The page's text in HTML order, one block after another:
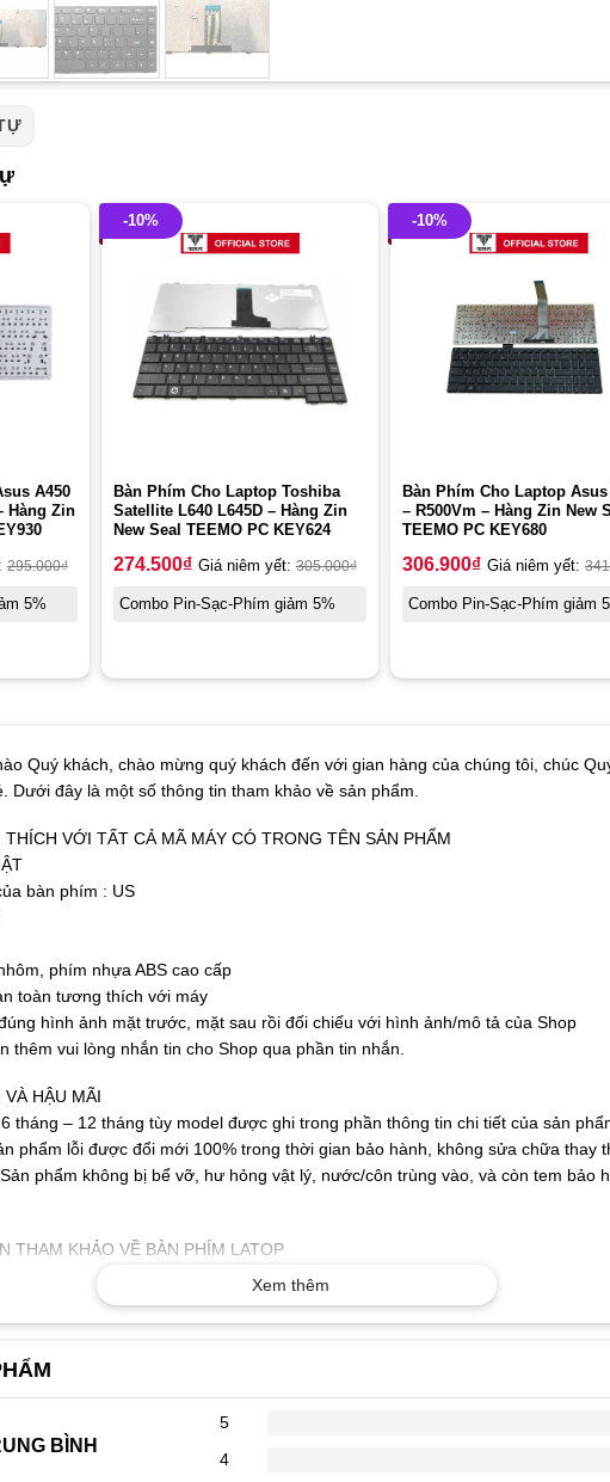
A450
Hàng Zin
295.000₫
5%
-10%
Bàn Phím Cho Laptop Toshiba
Satellite L640 L645D – Hàng Zin
New Seal TEEMO PC KEY624
274.500₫ Giá niêm yết: 305.000₫
Combo Pin-Sạc-Phím giảm 5%
-10%
Bàn Phím Cho Laptop Asus
– R500Vm – Hàng Zin New
TEEMO PC KEY680
306.900₫ Giá niêm yết:
Combo Pin-Sạc-Phím giảm
khách, chào mừng quý khách đến với gian hàng của chúng tôi, chúc
Dưới đây là một số thông tin tham khảo về sản phẩm.
VỚI TẤT CẢ MÃ MÁY CÓ TRONG TÊN SẢN PHẨM
bàn phím : US
phím nhựa ABS cao cấp
toàn tương thích với máy
hình ảnh mặt trước, mặt sau rồi đối chiếu với hình ảnh/mô tả của Shop
thêm vui lòng nhắn tin cho Shop qua phần tin nhắn.
HẬU MÃI
tháng – 12 tháng tùy model được ghi trong phần thông tin chi tiết của sản
phẩm lỗi được đổi mới 100% trong thời gian bảo hành, không sửa chữa thay
phẩm không bị bể vỡ, hư hỏng vật lý, nước/côn trùng vào, và còn tem bảo
THAM KHẢO VỀ BÀN PHÍM LATOP
được khắc nổi bằng công nghệ cao nên không lo bị nhòe hay mất nét, bền bỉ
dụng dành cho laptop, người dùng có thể kết nối bàn phím với máy tính và
phẩm tương thích tốt với tất cả hệ điều hành hiện nay.
gốc, tháo ra là thay được ngay. Phím có độ nhạy và độ nảy tốt giúp gõ nhanh
KHI BÀN PHÍM LAPTOP BỊ HỎNG
xuất hiện các ký tự lạ như: hhhhhhhhh, mmmmmm……… xuất hiện liền mạch.
phím đánh được có phím không đánh được. Có lúc đánh thì hiện ra chữ có lúc
Xem thêm
BÌNH
5
4